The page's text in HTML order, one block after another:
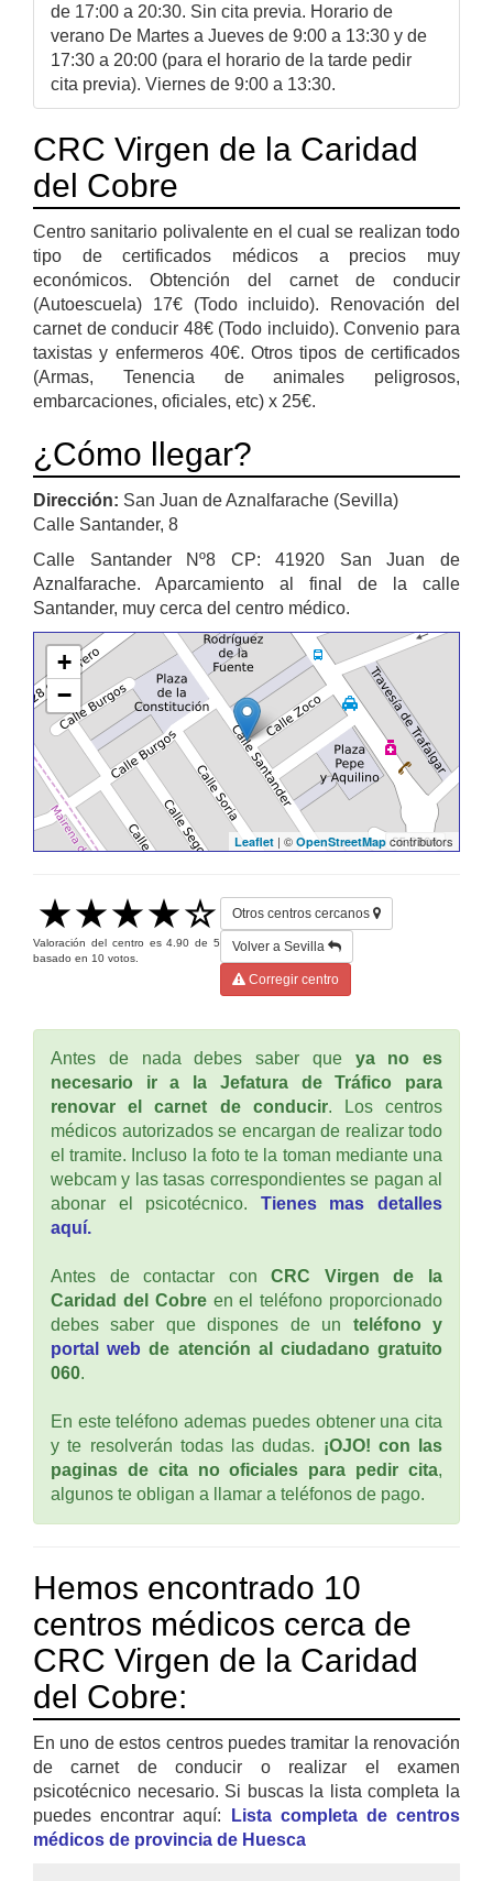
de 17:00 a 20:30. Sin cita previa. Horario de
verano De Martes a Jueves de 9:00 a 13:30 y de
17:30 a 20:00 (para el horario de la tarde pedir
cita previa). Viernes de 9:00 a 13:30.
CRC Virgen de la Caridad
del Cobre
Centro sanitario polivalente en el cual se realizan todo
tipo de certificados médicos a precios muy
económicos. Obtención del carnet de conducir
(Autoescuela) 17€ (Todo incluido). Renovación del
carnet de conducir 48€ (Todo incluido). Convenio para
taxistas y enfermeros 40€. Otros tipos de certificados
(Armas, Tenencia de animales peligrosos,
embarcaciones, oficiales, etc) x 25€.
¿Cómo llegar?
Dirección: San Juan de Aznalfarache (Sevilla)
Calle Santander, 8
Calle Santander Nº8 CP: 41920 San Juan de
Aznalfarache. Aparcamiento al final de la calle
Santander, muy cerca del centro médico.
+
−
Leaflet | © OpenStreetMap contributors
Valoración del centro es4.90 de5
basado en 10 votos.
Otros centros cercanos
Volver a Sevilla
Corregir centro
Antes de nada debes saber que ya no es
necesario ir a la Jefatura de Tráfico para
renovar el carnet de conducir. Los centros
médicos autorizados se encargan de realizar todo
el tramite. Incluso la foto te la toman mediante una
webcam y las tasas correspondientes se pagan al
abonar el psicotécnico. Tienes mas detalles
aquí.
Antes de contactar conCRC Virgen de la
Caridad del Cobreen el teléfono proporcionado
debes saber que dispones de un teléfono y
portal web de atención al ciudadano gratuito
060.
En este teléfono ademas puedes obtener una cita
y te resolverán todas las dudas. ¡OJO! con las
paginas de cita no oficiales para pedir cita,
algunos te obligan a llamar a teléfonos de pago.
Hemos encontrado 10
centros médicos cerca de
CRC Virgen de la Caridad
del Cobre:
En uno de estos centros puedes tramitar la renovación
de carnet de conducir o realizar el examen
psicotécnico necesario. Si buscas la lista completa la
puedes encontrar aquí:
Lista completa de centros
médicos de provincia de Huesca